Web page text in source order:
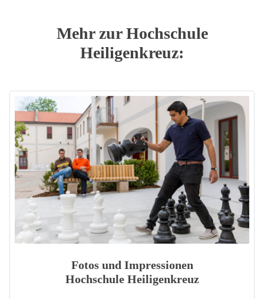
Mehr zur Hochschule
Heiligenkreuz:
Fotos und Impressionen
Hochschule Heiligenkreuz